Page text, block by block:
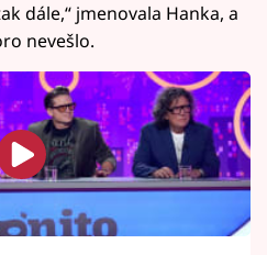
dále,“ jmenovala Hanka, a
nevešlo.